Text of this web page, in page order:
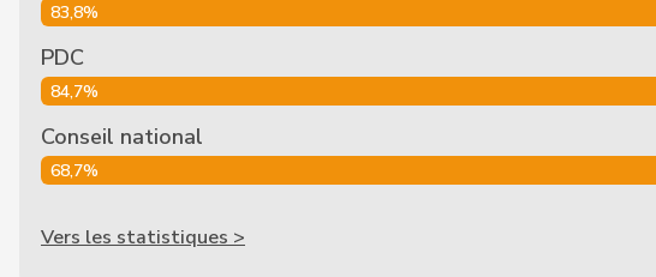
83,8%
PDC
84,7%
Conseil national
68,7%
Vers les statistiques >